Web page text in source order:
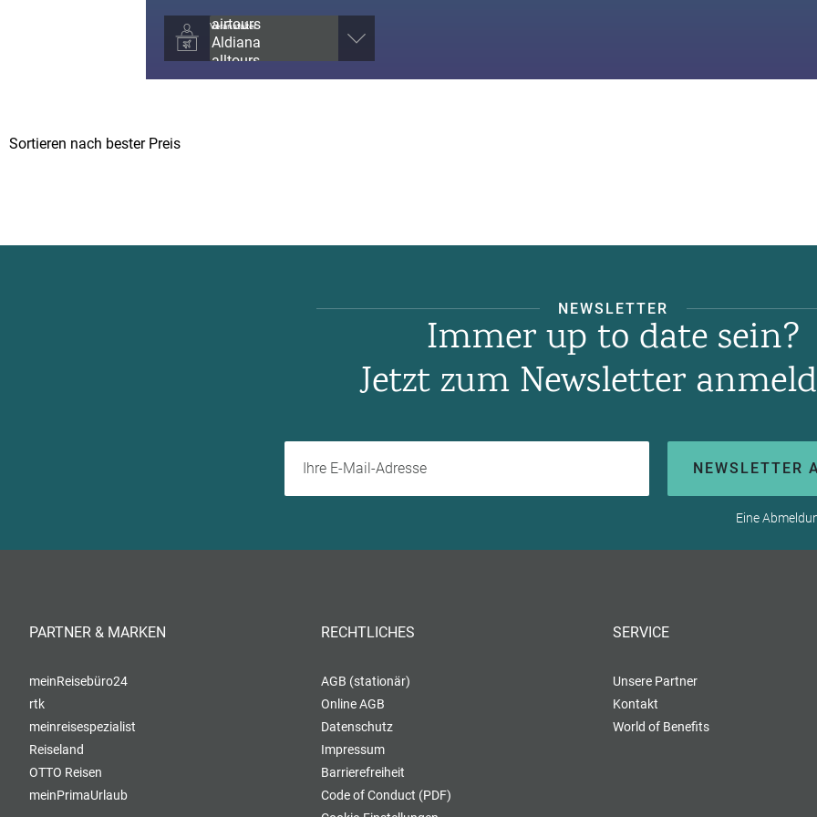
Veranstalter
NEWSLETTER
Immer up to date sein?
Jetzt zum Newsletter
Ihre E-Mail-Adresse
NEWSLETTER
Eine
PARTNER & MARKEN
meinReisebüro24
rtk
meinreisespezialist
Reiseland
OTTO Reisen
meinPrimaUrlaub
RECHTLICHES
AGB (stationär)
Online AGB
Datenschutz
Impressum
Barrierefreiheit
Code of Conduct (PDF)
SERVICE
Unsere Partner
Kontakt
World of Benefits